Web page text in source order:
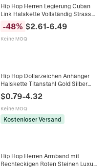
Hip Hop Herren Legierung Cuban
Link Halskette Vollständig Strass
Für Streetwear Party Zubehör
-48% $2.61-6.49
Keine MOQ
Hip Hop Dollarzeichen Anhänger
Halskette Titanstahl Gold Silber
Plattiert Strass Herren Panzerkette
Schmuck Geschenk
$0.79-4.32
Keine MOQ
Kostenloser Versand
Hip Hop Herren Armband mit
Rechteckigen Roten Steinen Luxus